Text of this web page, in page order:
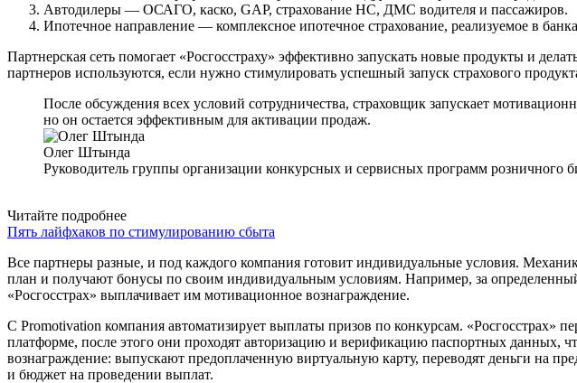
Автодилеры — ОСАГО, каско, GAP, страхование НС, ДМС водителя и пассажиров.
Ипотечное направление — комплексное ипотечное страхование, реализуемое в
Партнерская сеть помогает «Росгосстраху» эффективно запускать новые продукты и
партнеров используются, если нужно стимулировать успешный запуск страхового
После обсуждения всех условий сотрудничества, страховщик запускает
но он остается эффективным для активации продаж.
Олег Штында
Руководитель группы организации конкурсных и сервисных программ розничного
Читайте подробнее
Пять лайфхаков по стимулированию сбыта
Все партнеры разные, и под каждого компания готовит индивидуальные условия.
план и получают бонусы по своим индивидуальным условиям. Например, за
«Росгосстрах» выплачивает им мотивационное вознаграждение.
С Promotivation компания автоматизирует выплаты призов по конкурсам. «Росгосстрах»
платформе, после этого они проходят авторизацию и верификацию паспортных данных,
вознаграждение: выпускают предоплаченную виртуальную карту, переводят деньги на
и бюджет на проведении выплат.